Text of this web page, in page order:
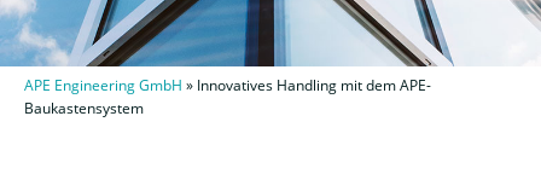
APE Engineering GmbH » Innovatives Handling mit dem APE-
Baukastensystem